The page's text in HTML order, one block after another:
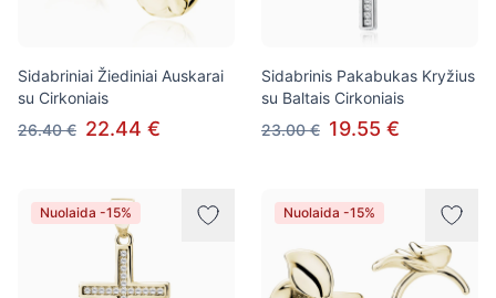
Sidabriniai Žiediniai Auskarai
su Cirkoniais
26.40 € 22.44 €
Sidabrinis Pakabukas Kryžius
su Baltais Cirkoniais
23.00 € 19.55 €
Nuolaida -15% Nuolaida -15%